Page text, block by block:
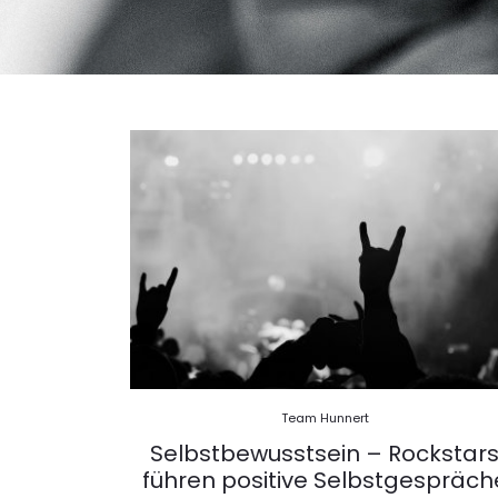
Team Hunnert
Selbstbewusstsein – Rockstars
führen positive